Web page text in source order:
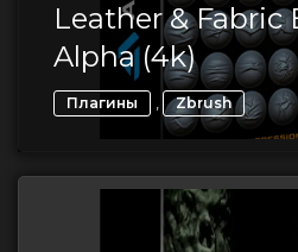
Leather & Fabric
Alpha (4k)
Плагины , Zbrush